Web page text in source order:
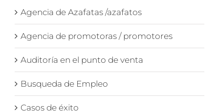
Agencia de Azafatas /azafatos
Agencia de promotoras / promotores
Auditoría en el punto de venta
Busqueda de Empleo
Casos de éxito